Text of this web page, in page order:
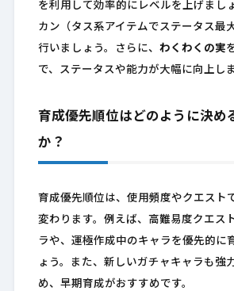
を利用して効率的にレベルを上げまし
カン（タス系アイテムでステータス最
行いましょう。さらに、 わくわくの実
で、ステータスや能力が大幅に向上しま
育成優先順位はどのように決め
か？
育成優先順位は、使用頻度やクエスト
変わります。例えば、高難易度クエス
ラや、運極作成中のキャラを優先的に
ょう。また、新しいガチャキャラも強
め、早期育成がおすすめです。